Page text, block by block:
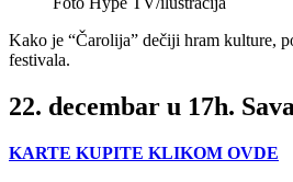
Kako je “Čarolija” dečiji hram kulture,
festivala.
22. decembar u 17h.
KARTE KUPITE KLIKOM OVDE